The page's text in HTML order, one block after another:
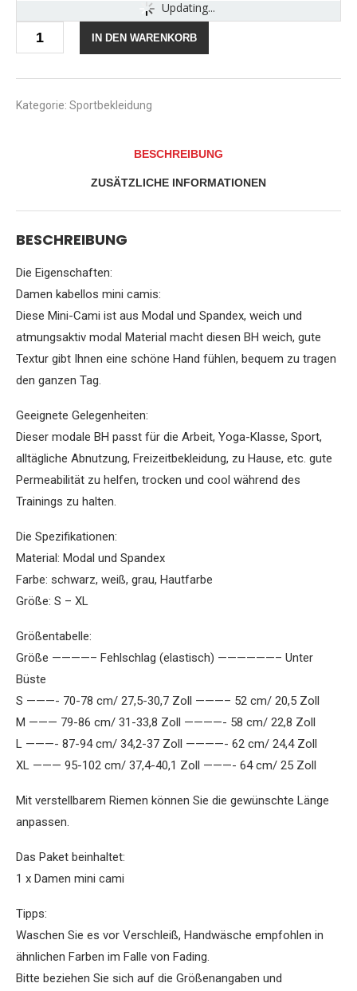
Updating...
Camisole
Drahtloser
BH
IN DEN WARENKORB
Kategorie: Sportbekleidung
BESCHREIBUNG
ZUSÄTZLICHE INFORMATIONEN
BESCHREIBUNG
Die Eigenschaften:
Damen kabellos mini camis:
Diese Mini-Cami ist aus Modal und Spandex, weich und
atmungsaktiv modal Material macht diesen BH weich, gute
Textur gibt Ihnen eine schöne Hand fühlen, bequem zu tragen
den ganzen Tag.
Geeignete Gelegenheiten:
Dieser modale BH passt für die Arbeit, Yoga-Klasse, Sport,
alltägliche Abnutzung, Freizeitbekleidung, zu Hause, etc. gute
Permeabilität zu helfen, trocken und cool während des
Trainings zu halten.
Die Spezifikationen:
Material: Modal und Spandex
Farbe: schwarz, weiß, grau, Hautfarbe
Größe: S – XL
Größentabelle:
Größe ————– Fehlschlag (elastisch) ——————– Unter
Büste
S ———- 70-78 cm/ 27,5-30,7 Zoll ———– 52 cm/ 20,5 Zoll
M ——— 79-86 cm/ 31-33,8 Zoll ————- 58 cm/ 22,8 Zoll
L ———- 87-94 cm/ 34,2-37 Zoll ————- 62 cm/ 24,4 Zoll
XL ——— 95-102 cm/ 37,4-40,1 Zoll ———- 64 cm/ 25 Zoll
Mit verstellbarem Riemen können Sie die gewünschte Länge
anpassen.
Das Paket beinhaltet:
1 x Damen mini cami
Tipps:
Waschen Sie es vor Verschleiß, Handwäsche empfohlen in
ähnlichen Farben im Falle von Fading.
Bitte beziehen Sie sich auf die Größenangaben und